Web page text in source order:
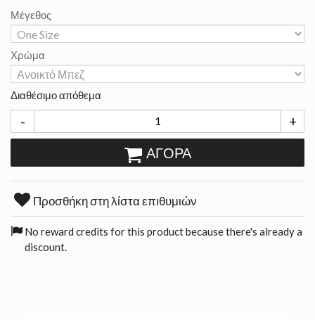
Μέγεθος
Χρώμα
Διαθέσιμο απόθεμα
- +
ΑΓΟΡΆ
Προσθήκη στη λίστα επιθυμιών
No reward credits for this product because there's already a
discount.